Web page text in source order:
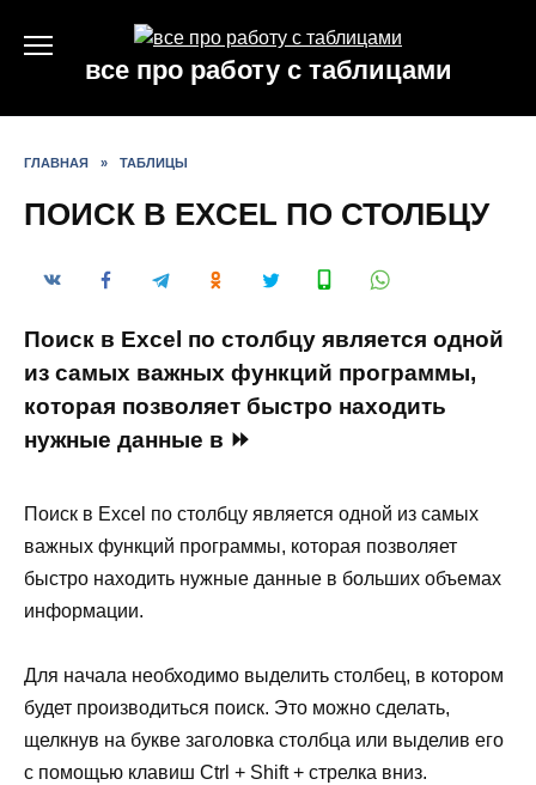
содержаниювсе про работу с таблицами
ГЛАВНАЯ » ТАБЛИЦЫ
ПОИСК В EXCEL ПО СТОЛБЦУ
Поиск в Excel по столбцу является одной
из самых важных функций программы,
которая позволяет быстро находить
нужные данные в ⏩
Поиск в Excel по столбцу является одной из самых
важных функций программы, которая позволяет
быстро находить нужные данные в больших объемах
информации.
Для начала необходимо выделить столбец, в котором
будет производиться поиск. Это можно сделать,
щелкнув на букве заголовка столбца или выделив его
с помощью клавиш Ctrl + Shift + стрелка вниз.